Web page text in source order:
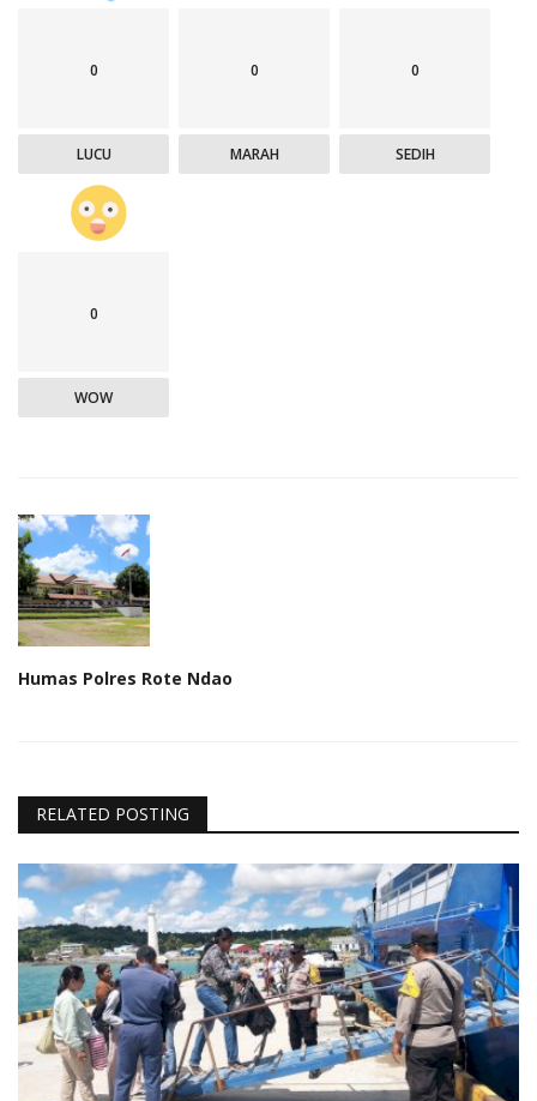
0
LUCU
0
MARAH
0
SEDIH
0
WOW
Humas Polres Rote Ndao
RELATED POSTING